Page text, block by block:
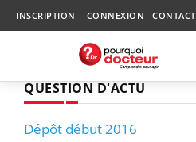
INSCRIPTION CONNEXION CONTACT
QUESTION D'ACTU
Dépôt début 2016